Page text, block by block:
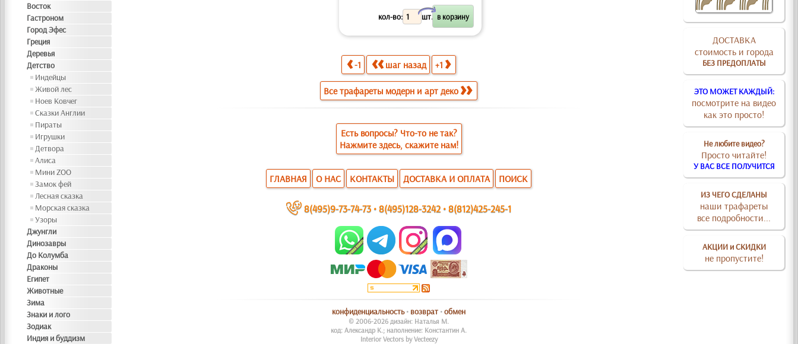
Восток
Гастроном
Город Эфес
Греция
Деревья
Детство
Индейцы
Живой лес
Ноев Ковчег
Сказки Англии
Пираты
Игрушки
Детвора
Алиса
Мини ZOO
Замок фей
Лесная сказка
Морская сказка
Узоры
Джунгли
Динозавры
До Колумба
Драконы
Египет
Животные
Зима
Знаки и лого
Зодиак
Индия и буддизм
ДОСТАВКА
стоимость и города
БЕЗ ПРЕДОПЛАТЫ
ЭТО МОЖЕТ КАЖДЫЙ:
посмотрите на видео
как это просто!
Не любите видео?
Просто читайте!
У ВАС ВСЕ ПОЛУЧИТСЯ
ИЗ ЧЕГО СДЕЛАНЫ
наши трафареты
все подробности...
АКЦИИ и СКИДКИ
не пропустите!
кол-во: шт.
X
-1 шаг назад +1
Все трафареты модерн и арт деко
Есть вопросы? Что-то не так?
Нажмите здесь, скажите нам!
ГЛАВНАЯ О НАС КОНТАКТЫ ДОСТАВКА И ОПЛАТА ПОИСК
~ 8(495)9-73-74-73 •8(495)128-3242 •8(812)425-245-1
конфиденциальность• возврат •обмен
© 2006-2026 дизайн: Наталья М.
код: Александр К.; наполнение: Константин А.
Interior Vectors by Vecteezy